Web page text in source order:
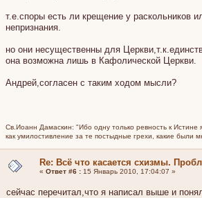
т.е.споры есть ли крещение у раскольников
непризнания.
но они несущественны для
она возможна лишь в Кафолической Церкви.
Андрей,согласен с таким ходом мысли?
Св.Иоанн Дамаскин: "Ибо одну только ревность к
как умилостивление за те постыдные грехи, какие были
Re: Всё что касается схизмы.
« Ответ #6 : 15 Январь 2010, 17:04:07 »
сейчас перечитал,что я написал выше и